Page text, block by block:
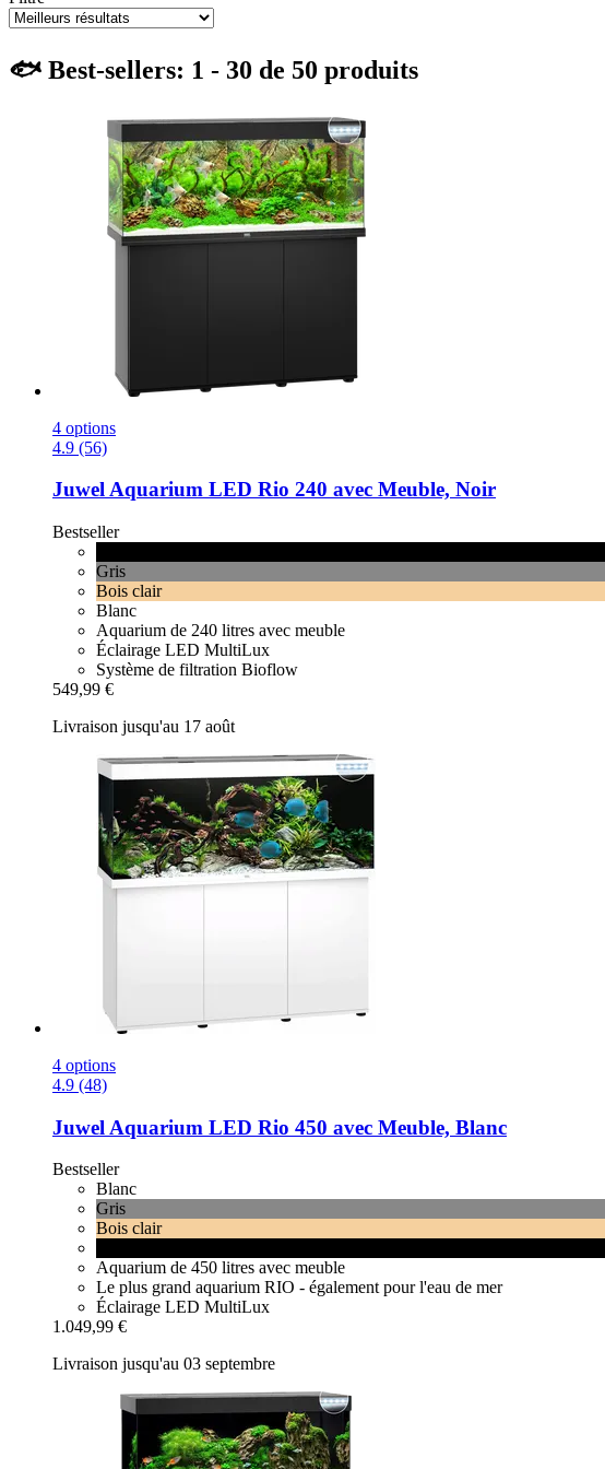
🐟 Best-sellers: 1 - 30 de 50 produits
4 options
4.9 (56)
JuwelAquarium LED Rio 240 avec Meuble, Noir
Bestseller
Gris
Bois clair
Blanc
Aquarium de 240 litres avec meuble
Éclairage LED MultiLux
Système de filtration Bioflow
549,99 €
Livraison jusqu'au 17 août
4 options
4.9 (48)
Juwel Aquarium LED Rio 450 avec Meuble, Blanc
Bestseller
Blanc
Gris
Bois clair
Aquarium de 450 litres avec meuble
Le plus grand aquarium RIO - également pour l'eau de mer
Éclairage LED MultiLux
1.049,99 €
Livraison jusqu'au 03 septembre